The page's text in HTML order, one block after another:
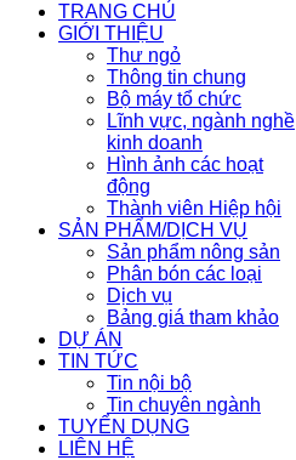
TRANG CHỦ
GIỚI THIỆU
Thư ngỏ
Thông tin chung
Bộ máy tổ chức
Lĩnh vực, ngành nghề
kinh doanh
Hình ảnh các hoạt
động
Thành viên Hiệp hội
SẢN PHẨM/DỊCH VỤ
Sản phẩm nông sản
Phân bón các loại
Dịch vụ
Bảng giá tham khảo
DỰ ÁN
TIN TỨC
Tin nội bộ
Tin chuyên ngành
TUYỂN DỤNG
LIÊN HỆ